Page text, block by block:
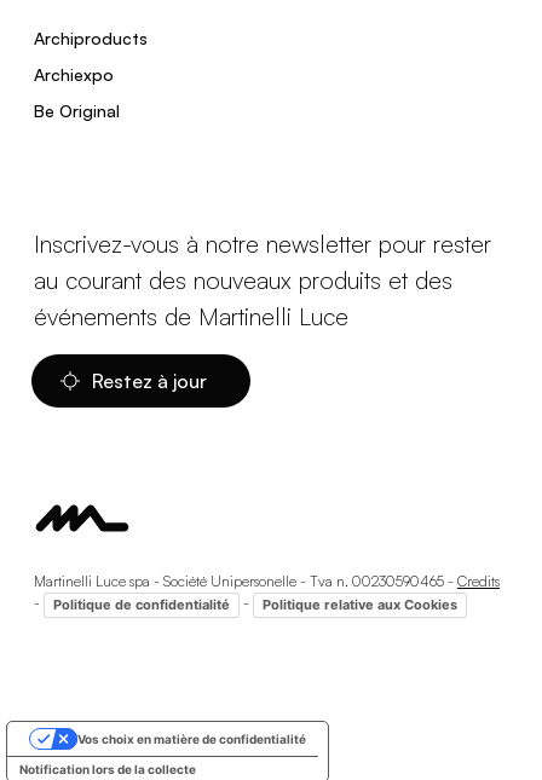
Archiproducts
Archiexpo
Be Original
Inscrivez-vous à notre newsletter pour rester
au courant des nouveaux produits et des
événements de Martinelli Luce
Restez à jour
Martinelli Luce spa - Société Unipersonelle - Tva n. 00230590465 - Credits
-
Politique de confidentialité - Politique relative aux Cookies
Notification lors de la collecte
Vos choix en matière de confidentialité